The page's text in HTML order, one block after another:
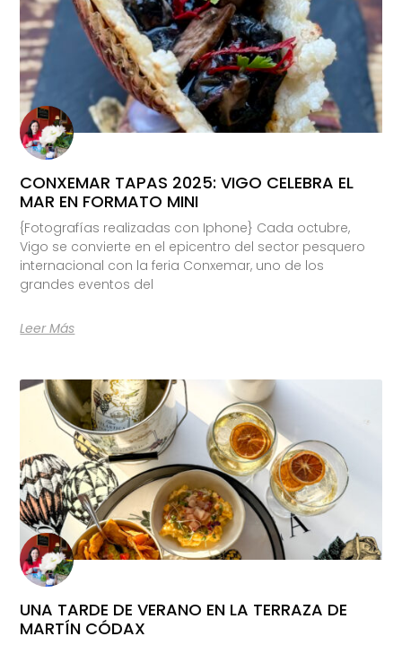
CONXEMAR TAPAS 2025: VIGO CELEBRA EL
MAR EN FORMATO MINI
{Fotografías realizadas con Iphone} Cada octubre,
Vigo se convierte en el epicentro del sector pesquero
internacional con la feria Conxemar, uno de los
grandes eventos del
Leer Más
UNA TARDE DE VERANO EN LA TERRAZA DE
MARTÍN CÓDAX